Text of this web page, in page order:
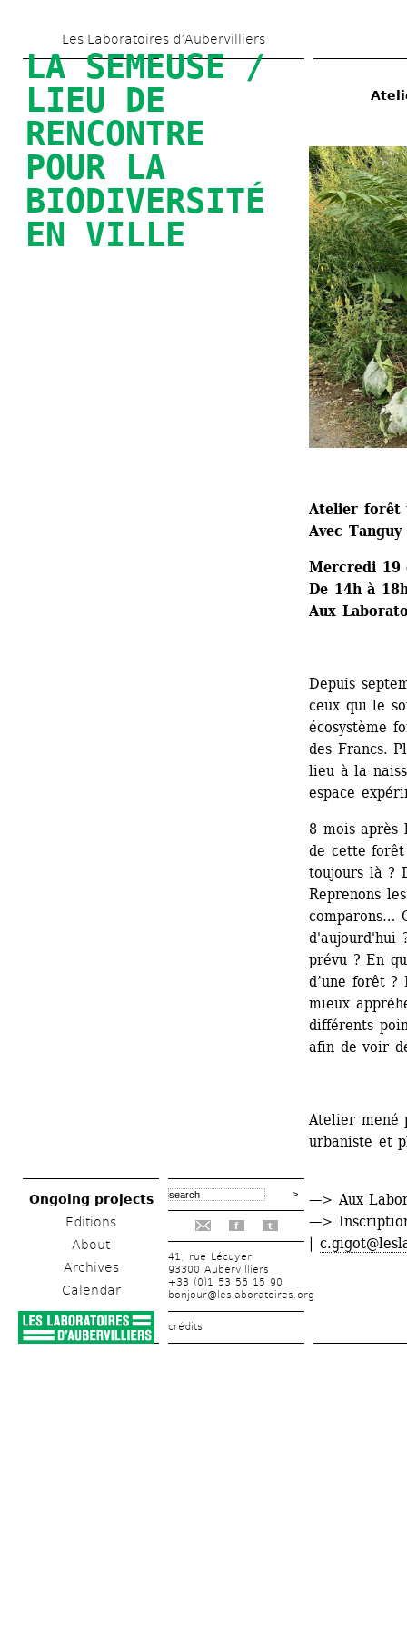
to
main
content
Les Laboratoires d’Aubervilliers
LA SEMEUSE /
LIEU DE
RENCONTRE
POUR LA
BIODIVERSITÉ
EN VILLE
Ongoing projects
Editions
About
Archives
Calendar
f t
41, rue Lécuyer
93300 Aubervilliers
+33 (0)1 53 56 15 90
bonjour@leslaboratoires.org
crédits
Atelier forêt
Avec
Mercredi 19
De 14h à
Aux
Depuis
ceux qui le
écosystème
des Francs.
lieu à la
espace
8 mois
de cette forêt
toujours là ?
Reprenons
comparons…
d'aujourd'hui
prévu ? En
d’une forêt ?
mieux
différents
afin de voir
Atelier mené
urbaniste et
—> Aux
—>
|